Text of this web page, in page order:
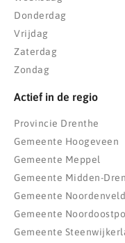
Donderdag
Vrijdag
Zaterdag
Zondag
Actief in de regio
Provincie Drenthe
Gemeente Hoogeveen
Gemeente Meppel
Gemeente Midden-
Gemeente Noordenveld
Gemeente
Gemeente